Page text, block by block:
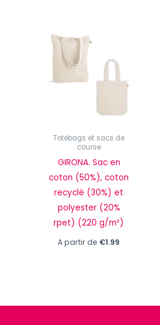
Totebags et sacs de
course
GIRONA. Sac en
coton (50%), coton
recyclé (30%) et
polyester (20%
rpet) (220 g/m²)
A partir de €1.99